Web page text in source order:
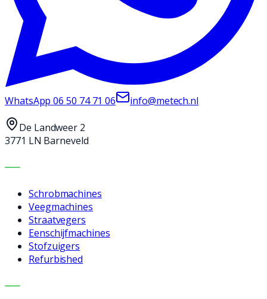
WhatsApp06 50 74 71 06 info@metech.nl
De Landweer 2
3771 LN Barneveld
MACHINES
Schrobmachines
Veegmachines
Straatvegers
Eenschijfmachines
Stofzuigers
Refurbished
DIENSTEN